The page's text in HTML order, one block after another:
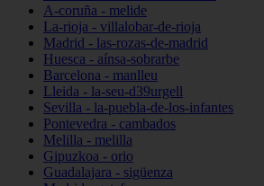
A-coruña - melide
La-rioja - villalobar-de-rioja
Madrid - las-rozas-de-madrid
Huesca - aínsa-sobrarbe
Barcelona - manlleu
Lleida - la-seu-d39urgell
Sevilla - la-puebla-de-los-infantes
Pontevedra - cambados
Melilla - melilla
Gipuzkoa - orio
Guadalajara - sigüenza